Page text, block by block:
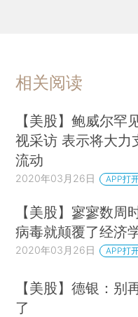
相关阅读
【美股】鲍威尔罕
视采访 表示将大力
流动
2020年03月26日 APP打
【美股】寥寥数周
病毒就颠覆了经济
2020年03月26日 APP打
【美股】德银：别
了